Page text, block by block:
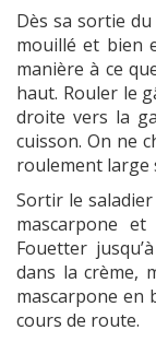
Dès sa sortie
mouillé et bien
manière à ce
haut. Rouler le
droite vers la
cuisson. On ne
roulement large
Sortir le
mascarpone
Fouetter
dans la crème,
mascarpone en
cours de route.